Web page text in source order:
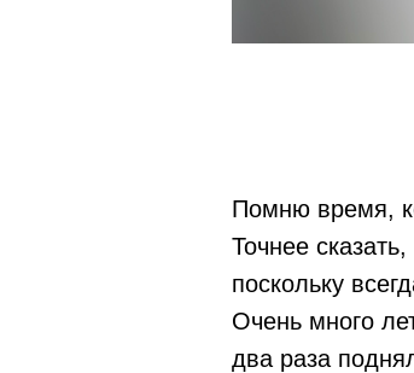
Помню время,
Точнее
поскольку
Очень много
два раза